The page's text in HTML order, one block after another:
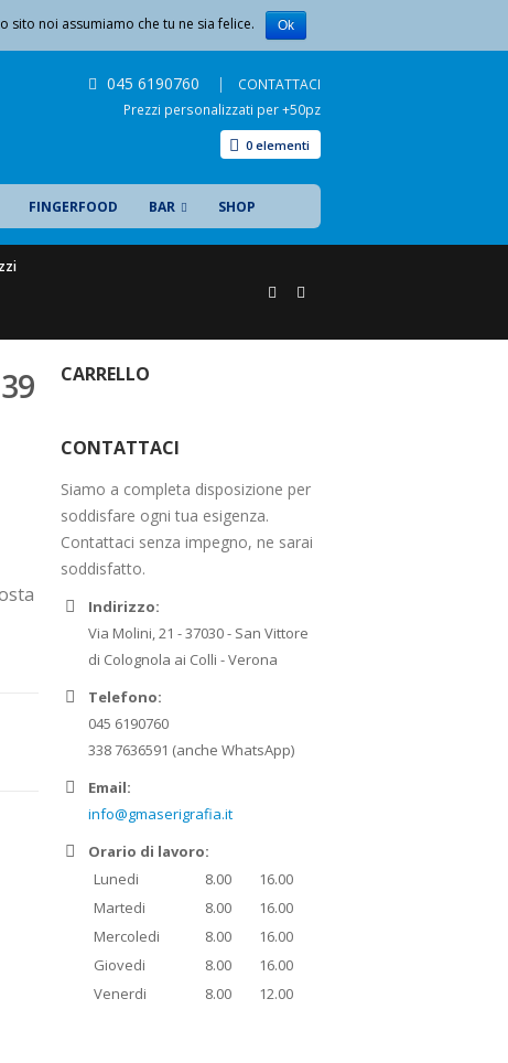
LISTA DEI DESIDERI CHI SIAMO CONTATTACI
045 6190760 | CONTATTACI
Prezzi personalizzati per +50pz
0 elementi
FINGERFOOD BAR SHOP
CARRELLO
CONTATTACI
Siamo a completa disposizione per
soddisfare ogni tua esigenza.
Contattaci senza impegno, ne sarai
soddisfatto.
Indirizzo:
Via Molini, 21 - 37030 - San Vittore
di Colognola ai Colli - Verona
Telefono:
045 6190760
338 7636591 (anche WhatsApp)
Email:
info@gmaserigrafia.it
Orario di lavoro:
Lunedi
8.00
16.00
Martedi
8.00
16.00
Mercoledi
8.00
16.00
Giovedi
8.00
16.00
Venerdi
8.00 12.00
sito noi assumiamo che tu ne sia felice. Ok